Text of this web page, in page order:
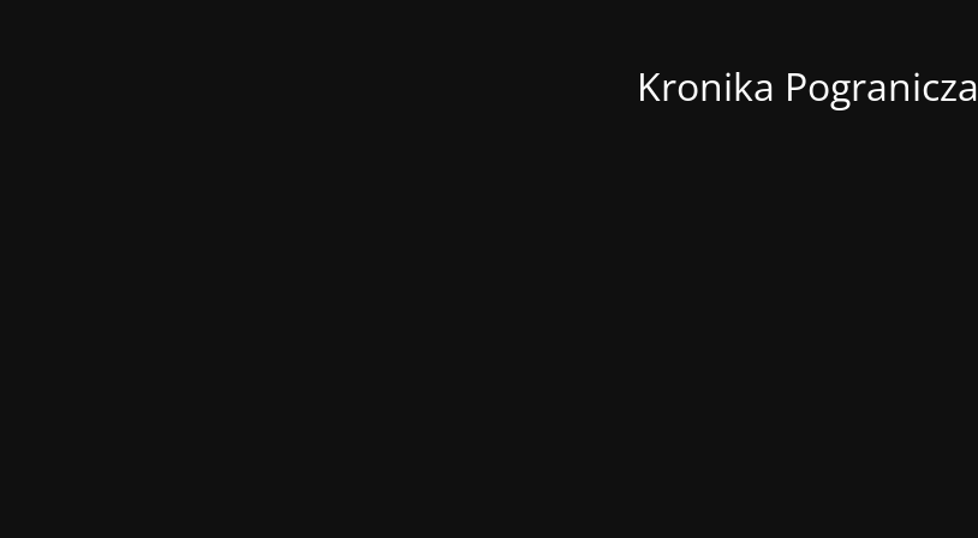
Kronika Pogranicza